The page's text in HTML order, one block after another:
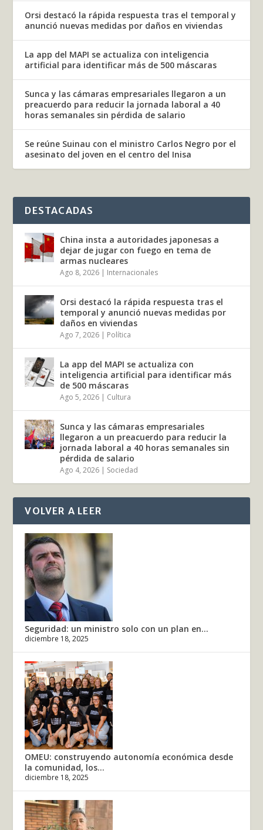
Orsi destacó la rápida respuesta tras el temporal y
anunció nuevas medidas por daños en viviendas
La app del MAPI se actualiza con inteligencia
artificial para identificar más de 500 máscaras
Sunca y las cámaras empresariales llegaron a un
preacuerdo para reducir la jornada laboral a 40
horas semanales sin pérdida de salario
Se reúne Suinau con el ministro Carlos Negro por el
asesinato del joven en el centro del Inisa
DESTACADAS
China insta a autoridades japonesas a
dejar de jugar con fuego en tema de
armas nucleares
Ago 8, 2026 | Internacionales
Orsi destacó la rápida respuesta tras el
temporal y anunció nuevas medidas por
daños en viviendas
Ago 7, 2026 | Política
La app del MAPI se actualiza con
inteligencia artificial para identificar más
de 500 máscaras
Ago 5, 2026 | Cultura
Sunca y las cámaras empresariales
llegaron a un preacuerdo para reducir la
jornada laboral a 40 horas semanales sin
pérdida de salario
Ago 4, 2026 | Sociedad
VOLVER A LEER
Seguridad: un ministro solo con un plan en...
diciembre 18, 2025
OMEU: construyendo autonomía económica desde
la comunidad, los...
diciembre 18, 2025